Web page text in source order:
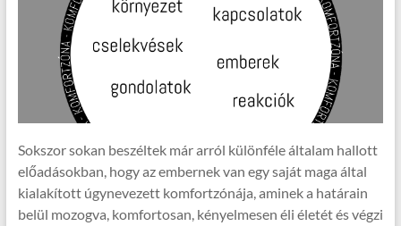
Sokszor sokan beszéltek már arról különféle általam hallott
előadásokban, hogy az embernek van egy saját maga által
kialakított úgynevezett komfortzónája, aminek a határain
belül mozogva, komfortosan, kényelmesen éli életét és végzi